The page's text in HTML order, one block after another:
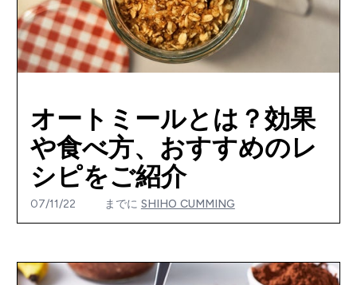
オートミールとは？効果
や食べ方、おすすめのレ
シピをご紹介
07/11/22 までに SHIHO CUMMING